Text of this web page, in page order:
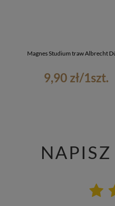
Magnes Studium traw Albrecht
9,90 zł/1szt.